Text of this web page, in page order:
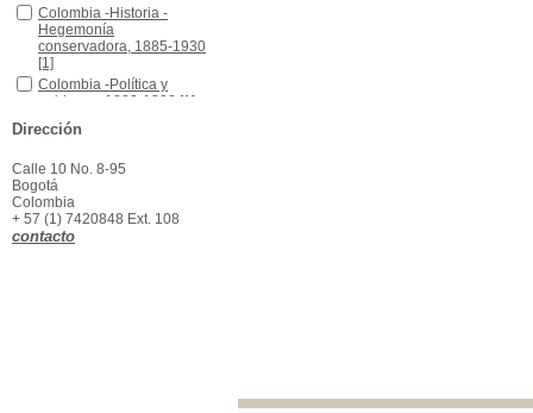
Colombia -Historia - Hegemonía conservadora, 1885-1930
Colombia -Historia -
Hegemonía
conservadora, 1885-1930
[1]
Colombia -Política y gobierno -1880-1888
Colombia -Política y
gobierno -1880-1888 [1]
Colombia -Política y gobierno -1896-1898
Colombia -Política y
gobierno -1896-1898
Dirección
Calle 10 No. 8-95
Bogotá
Colombia
+ 57 (1) 7420848 Ext. 108
contacto